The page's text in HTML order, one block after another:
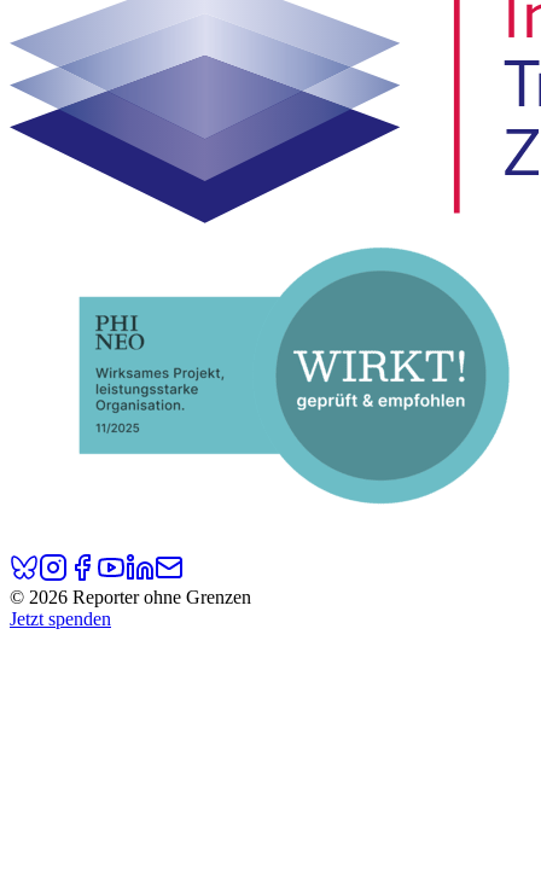
© 2026 Reporter ohne Grenzen
Jetzt spenden